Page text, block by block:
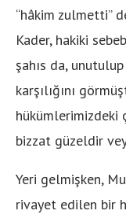
“hâkim zulmetti”
Kader, hakiki
şahıs da,
karşılığını
hükümlerimizdeki
bizzat güzeldir
Yeri gelmişken,
rivayet edilen bir